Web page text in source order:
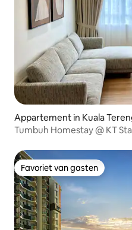
Appartement in Kuala
Tumbuh Homestay @ KT
Favoriet van gasten
Favoriet van gasten